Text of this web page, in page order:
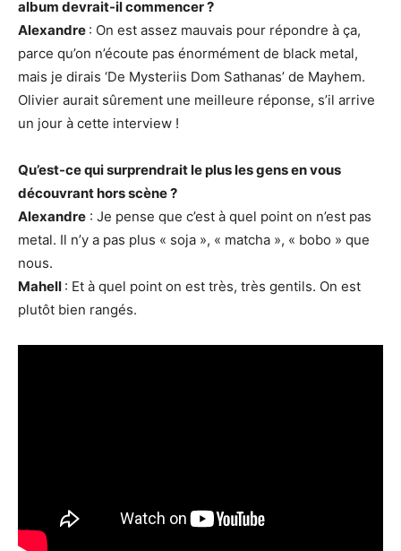
album devrait-il commencer ?
Alexandre : On est assez mauvais pour répondre à ça,
parce qu’on n’écoute pas énormément de black metal,
mais je dirais ‘De Mysteriis Dom Sathanas’ de Mayhem.
Olivier aurait sûrement une meilleure réponse, s’il arrive
un jour à cette interview !
Qu’est-ce qui surprendrait le plus les gens en vous
découvrant hors scène ?
Alexandre : Je pense que c’est à quel point on n’est pas
metal. Il n’y a pas plus « soja », « matcha », « bobo » que
nous.
Mahell : Et à quel point on est très, très gentils. On est
plutôt bien rangés.